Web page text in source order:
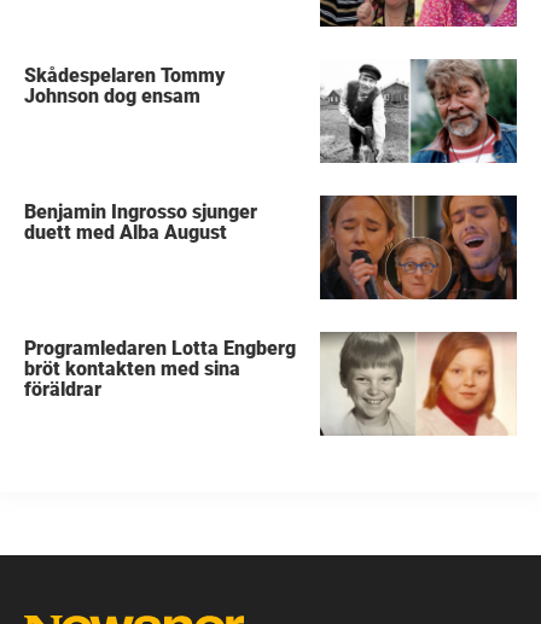
Skådespelaren Tommy
Johnson dog ensam
Benjamin Ingrosso sjunger
duett med Alba August
Programledaren Lotta Engberg
bröt kontakten med sina
föräldrar